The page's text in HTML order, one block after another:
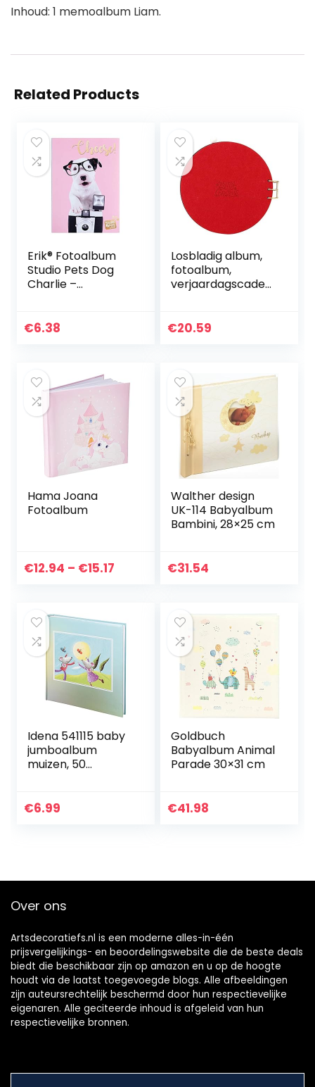
Inhoud: 1 memoalbum Liam.
Related Products
Erik® Fotoalbum
Studio Pets Dog
Charlie –
€6.38
Losbladig album,
fotoalbum,
verjaardagscadea
het-zelfproductie
€20.59
Hama Joana
Fotoalbum
€12.94 – €15.17
through
€15.17
Walther design
UK-114 Babyalbum
Bambini, 28×25 cm
€31.54
Idena 541115 baby
jumboalbum
muizen, 50
€6.99
Goldbuch
Babyalbum Animal
Parade 30×31 cm
€41.98
Over ons
Artsdecoratiefs.nl is een moderne alles-in-één
prijsvergelijkings- en beoordelingswebsite die de beste deals
biedt die beschikbaar zijn op amazon en u op de hoogte
houdt via de laatst toegevoegde blogs. Alle afbeeldingen
zijn auteursrechtelijk beschermd door hun respectievelijke
eigenaren. Alle geciteerde inhoud is afgeleid van hun
respectievelijke bronnen.